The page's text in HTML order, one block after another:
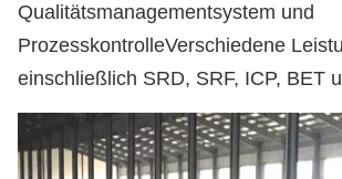
Qualitätsmanagementsystem und
ProzesskontrolleVerschiedene
einschließlich SRD, SRF, ICP, BET